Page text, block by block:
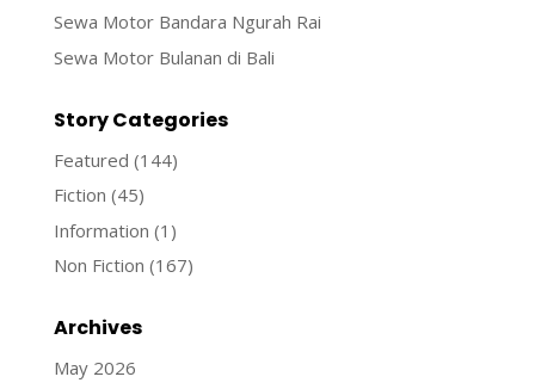
Sewa Motor Bandara Ngurah Rai
Sewa Motor Bulanan di Bali
Story Categories
Featured (144)
Fiction (45)
Information (1)
Non Fiction (167)
Archives
May 2026